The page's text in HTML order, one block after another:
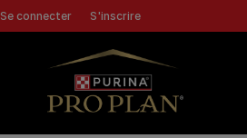
Header top
Se connecter S'inscrire